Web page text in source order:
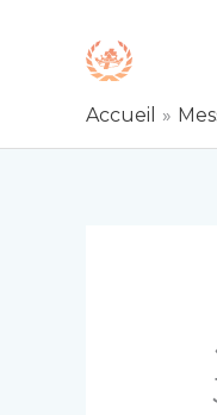
Accueil